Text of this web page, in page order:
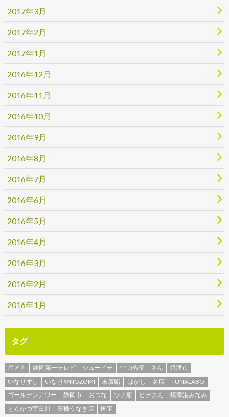
2017年3月
2017年2月
2017年1月
2016年12月
2016年11月
2016年10月
2016年9月
2016年8月
2016年7月
2016年6月
2016年5月
2016年4月
2016年3月
2016年2月
2016年1月
タグ
局アナ 静岡第一テレビ シューイチ 中山秀征 さん
焼津市
いなりずし
いなりやNOZOMI 末廣鮨 はがし 名店
TUNALABO
ゴールデンアワー
静岡市 おつな ツナ瓶 ヒデさん
焼津港みなみ
とんかつ宇田川
石橋うなぎ店 国宝